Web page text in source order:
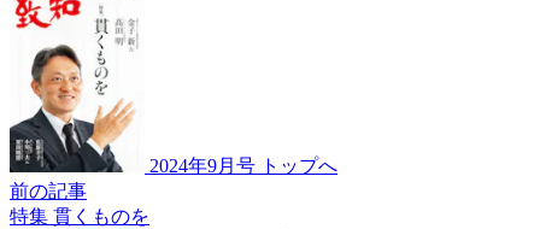
2024年9月号 トップへ
前の記事
特集 貫くものを